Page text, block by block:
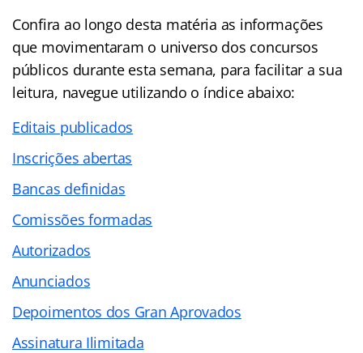
Confira ao longo desta matéria as informações
que movimentaram o universo dos concursos
públicos durante esta semana, para facilitar a sua
leitura, navegue utilizando o índice abaixo:
Editais publicados
Inscrições abertas
Bancas definidas
Comissões formadas
Autorizados
Anunciados
Depoimentos dos Gran Aprovados
Assinatura Ilimitada